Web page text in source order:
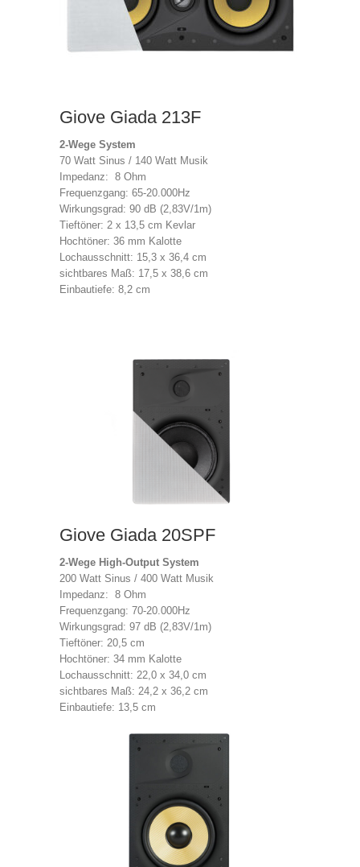
Giove Giada 213F
2-Wege System
70 Watt Sinus / 140 Watt Musik
Impedanz: 8 Ohm
Frequenzgang: 65-20.000Hz
Wirkungsgrad: 90 dB (2,83V/1m)
Tieftöner: 2 x 13,5 cm Kevlar
Hochtöner: 36 mm Kalotte
Lochausschnitt: 15,3 x 36,4 cm
sichtbares Maß: 17,5 x 38,6 cm
Einbautiefe: 8,2 cm
Giove Giada 20SPF
2-Wege High-Output System
200 Watt Sinus / 400 Watt Musik
Impedanz: 8 Ohm
Frequenzgang: 70-20.000Hz
Wirkungsgrad: 97 dB (2,83V/1m)
Tieftöner: 20,5 cm
Hochtöner: 34 mm Kalotte
Lochausschnitt: 22,0 x 34,0 cm
sichtbares Maß: 24,2 x 36,2 cm
Einbautiefe: 13,5 cm